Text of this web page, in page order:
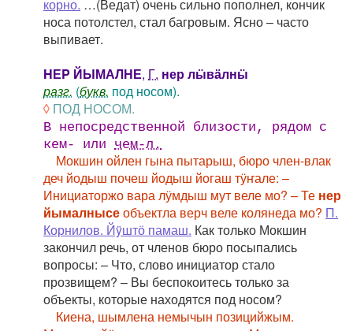
корно. …(Ведат) очень сильно пополнел, кончик
носа потолстел, стал багровым. Ясно – часто
выпивает.
HЕP ЙЫМАЛНЕ, Г. нер лӹвӓлнӹ
разг. (букв. под носом).
◊ ПОД НОСОМ.
В непосредственной близости, рядом с
кем- или чем-л.
Мокшин ойлен гына пытарыш, бюро член-влак
деч йодыш почеш йодыш йогаш тӱҥале: –
Инициаторжо вара лӱмдыш мут веле мо? – Те нер
йымалнысеобъектла верч веле колянеда мо? П.
Корнилов. Йÿштӧ памаш. Как только Мокшин
закончил речь, от членов бюро посыпались
вопросы: – Что, слово инициатор стало
прозвищем? – Вы беспокоитесь только за
объекты, которые находятся под носом?
Киена, шымлена немычын позицийжым.